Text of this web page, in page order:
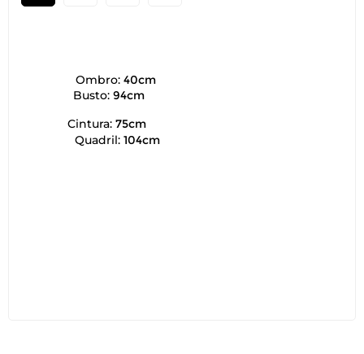
Ombro: 40cm
Busto: 94cm
Cintura: 75cm
Quadril: 104cm